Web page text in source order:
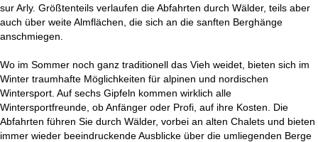
sur Arly. Größtenteils verlaufen die Abfahrten durch Wälder, teils aber
auch über weite Almflächen, die sich an die sanften Berghänge
anschmiegen.
Wo im Sommer noch ganz traditionell das Vieh weidet, bieten sich im
Winter traumhafte Möglichkeiten für alpinen und nordischen
Wintersport. Auf sechs Gipfeln kommen wirklich alle
Wintersportfreunde, ob Anfänger oder Profi, auf ihre Kosten. Die
Abfahrten führen Sie durch Wälder, vorbei an alten Chalets und bieten
immer wieder beeindruckende Ausblicke über die umliegenden Berge